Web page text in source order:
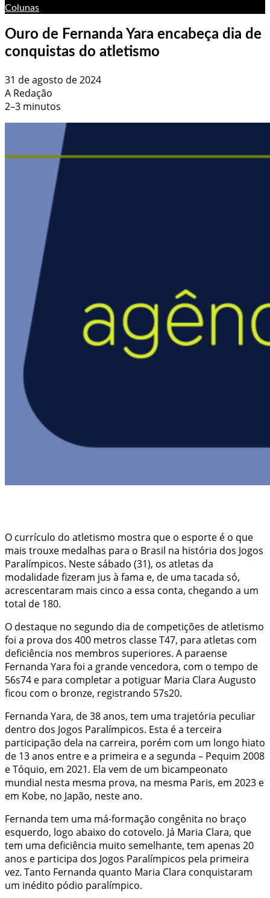
Colunas
Ouro de Fernanda Yara encabeça dia de
conquistas do atletismo
31 de agosto de 2024
A Redação
2–3 minutos
O currículo do atletismo mostra que o esporte é o que
mais trouxe medalhas para o Brasil na história dos Jogos
Paralímpicos. Neste sábado (31), os atletas da
modalidade fizeram jus à fama e, de uma tacada só,
acrescentaram mais cinco a essa conta, chegando a um
total de 180.
O destaque no segundo dia de competições de atletismo
foi a prova dos 400 metros classe T47, para atletas com
deficiência nos membros superiores. A paraense
Fernanda Yara foi a grande vencedora, com o tempo de
56s74 e para completar a potiguar Maria Clara Augusto
ficou com o bronze, registrando 57s20.
Fernanda Yara, de 38 anos, tem uma trajetória peculiar
dentro dos Jogos Paralímpicos. Esta é a terceira
participação dela na carreira, porém com um longo hiato
de 13 anos entre e a primeira e a segunda – Pequim 2008
e Tóquio, em 2021. Ela vem de um bicampeonato
mundial nesta mesma prova, na mesma Paris, em 2023 e
em Kobe, no Japão, neste ano.
Fernanda tem uma má-formação congênita no braço
esquerdo, logo abaixo do cotovelo. Já Maria Clara, que
tem uma deficiência muito semelhante, tem apenas 20
anos e participa dos Jogos Paralímpicos pela primeira
vez. Tanto Fernanda quanto Maria Clara conquistaram
um inédito pódio paralímpico.